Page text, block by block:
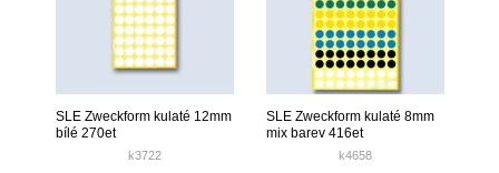
SLE Zweckform kulaté 12mm
bílé 270et
k3722
SLE Zweckform kulaté 8mm
mix barev 416et
k4658